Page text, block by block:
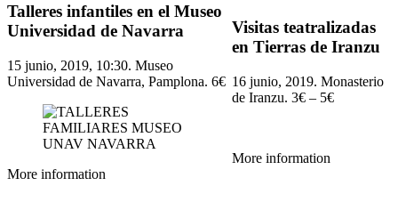
Talleres infantiles en el Museo
Universidad de Navarra
15 junio, 2019, 10:30. Museo
Universidad de Navarra, Pamplona. 6€
More information
Visitas teatralizadas
en Tierras de Iranzu
16 junio, 2019. Monasterio
de Iranzu. 3€ – 5€
More information